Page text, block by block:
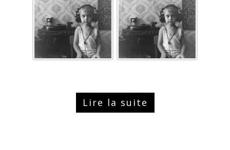
Lire la suite